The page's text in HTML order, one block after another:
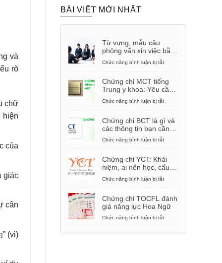
và
rõ
chữ
hiện
của
giác
cân
(vi)
BÀI VIẾT MỚI NHẤT
Từ vựng, mẫu câu
phỏng vấn xin việc bằng
tiếng Trung
Chức năng bình luận bị tắt
mẫu
câu
việc
bằng
Chứng chỉ MCT tiếng
Trung y khoa: Yêu cầu,
cách thi
Chức năng bình luận bị tắt
MCT
tiếng
Yêu
cầu,
Chứng chỉ BCT là gì và
các thông tin bạn cần
biết
Chức năng bình luận bị tắt
BCT
là
thông
tin
Chứng chỉ YCT: Khái
niệm, ai nên học, cấu
trúc đề thi
Chức năng bình luận bị tắt
YCT:
Khái
Chứng chỉ TOCFL đánh
giá năng lực Hoa Ngữ
Chức năng bình luận bị tắt
chỉ